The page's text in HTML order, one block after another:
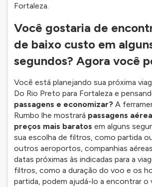
Fortaleza.
Você gostaria de
de baixo custo em
segundos? Agora você
Você está planejando sua próxima
Do Rio Preto para Fortaleza e
passagens e economizar? A
Rumbo lhe mostrará passagens
preços mais baratos em alguns
sua escolha de filtros, como partida
outros aeroportos, companhias
datas próximas às indicadas para a
filtros, como a duração do voo e os
partida, podem ajudá-lo a encontrar o